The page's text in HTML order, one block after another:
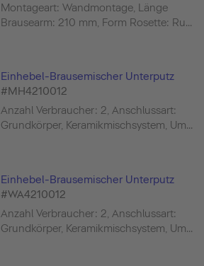
Montageart: Wandmontage, Länge
Brausearm: 210 mm, Form Rosette: Ru...
Einhebel-Brausemischer Unterputz
#MH4210012
Anzahl Verbraucher: 2, Anschlussart:
Grundkörper, Keramikmischsystem, Um...
Einhebel-Brausemischer Unterputz
#WA4210012
Anzahl Verbraucher: 2, Anschlussart:
Grundkörper, Keramikmischsystem, Um...